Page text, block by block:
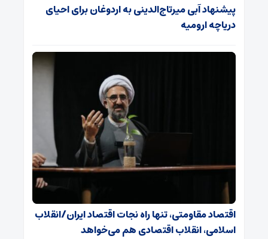
پیشنهاد آبی میرتاج‌الدینی‌ به اردوغان برای احیای
دریاچه ارومیه
اقتصاد مقاومتی، تنها راه نجات اقتصاد ایران/انقلاب
اسلامی، انقلاب اقتصادی هم می‌خواهد